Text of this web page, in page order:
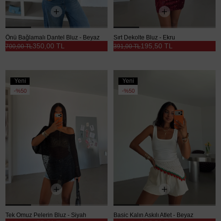
Önü Bağlamalı Dantel Bluz - Beyaz
350,00 TL
700,00 TL
Sırt Dekolte Bluz - Ekru
195,50 TL
391,00 TL
Yeni
Ürün
%50
Tek Omuz Pelerin Bluz - Siyah
Yeni
Ürün
%50
Basic Kalın Askılı Atlet - Beyaz